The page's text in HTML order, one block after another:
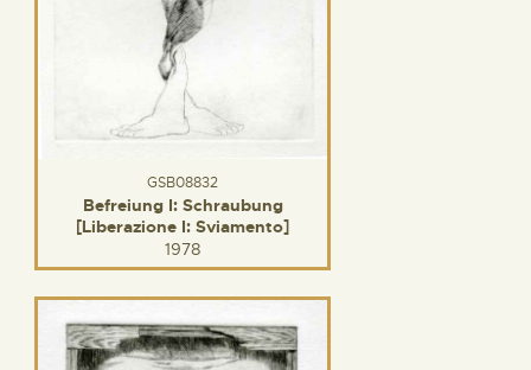
GSB08832
Befreiung I: Schraubung
[Liberazione I: Sviamento]
1978